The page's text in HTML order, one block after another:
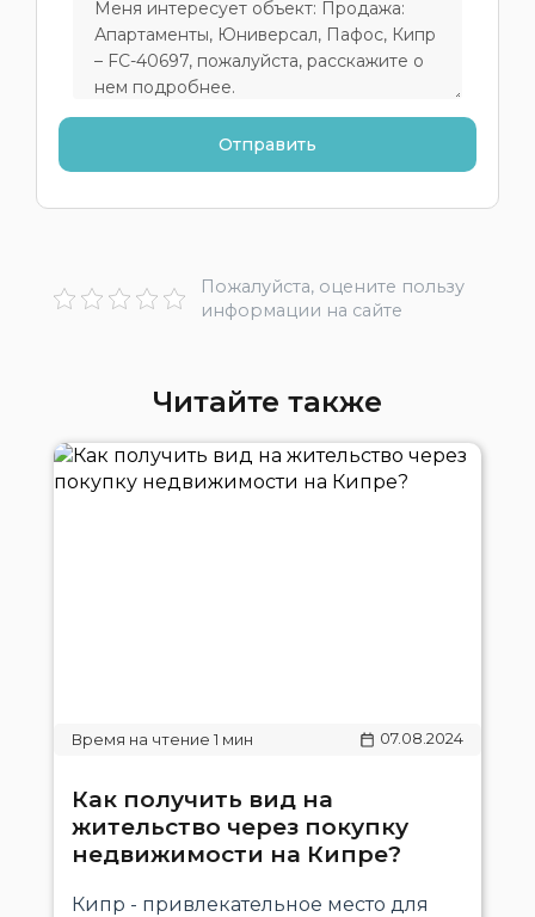
Пожалуйста, оцените пользу
информации на сайте
Читайте также
07.08.2024
Как получить вид на
жительство через покупку
недвижимости на Кипре?
Кипр - привлекательное место для